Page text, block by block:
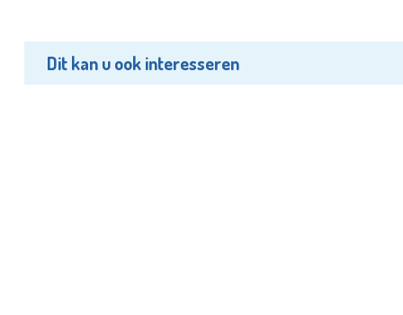
Dit kan u ook interesseren